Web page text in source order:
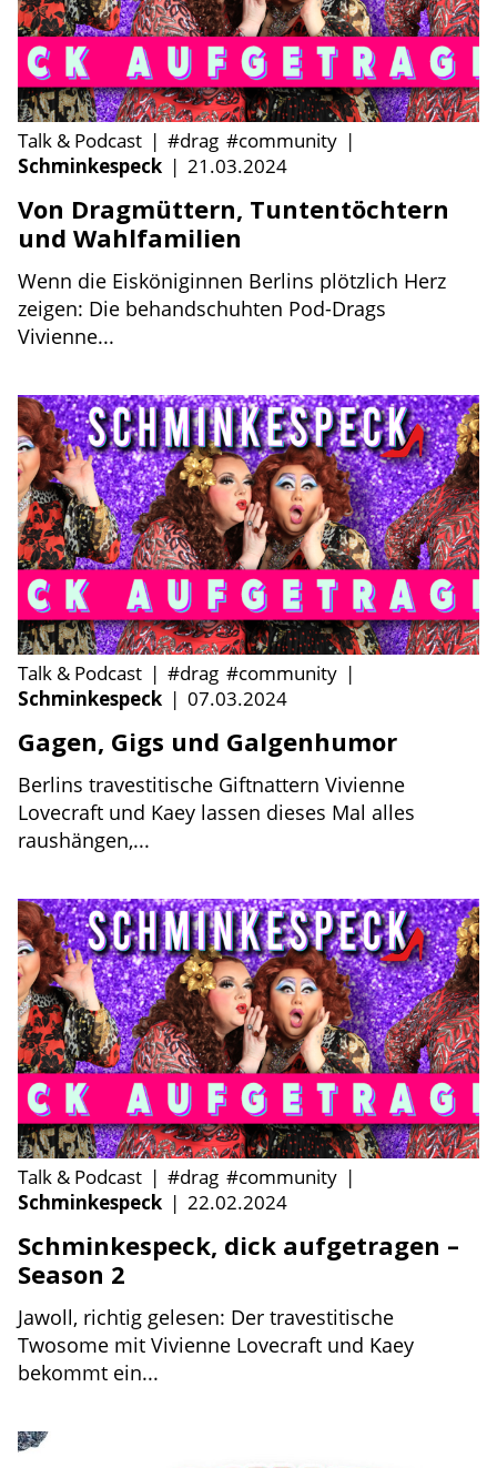
Talk & Podcast | #drag #community |
Schminkespeck | 21.03.2024
Von Dragmüttern, Tuntentöchtern
und Wahlfamilien
Wenn die Eisköniginnen Berlins plötzlich Herz
zeigen: Die behandschuhten Pod-Drags
Vivienne...
Talk & Podcast | #drag #community |
Schminkespeck | 07.03.2024
Gagen, Gigs und Galgenhumor
Berlins travestitische Giftnattern Vivienne
Lovecraft und Kaey lassen dieses Mal alles
raushängen,...
Talk & Podcast | #drag #community |
Schminkespeck | 22.02.2024
Schminkespeck, dick aufgetragen –
Season 2
Jawoll, richtig gelesen: Der travestitische
Twosome mit Vivienne Lovecraft und Kaey
bekommt ein...